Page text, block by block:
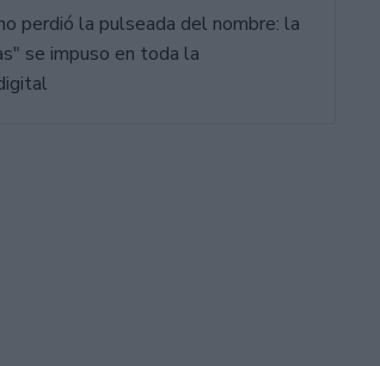
perdió la pulseada del nombre: la
se impuso en toda la